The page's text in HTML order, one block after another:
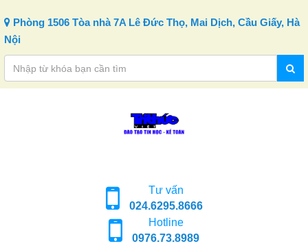
Phòng 1506 Tòa nhà 7A Lê Đức Thọ, Mai Dịch, Cầu Giấy, Hà
Nội
Tư vấn
024.6295.8666
Hotline
0976.73.8989